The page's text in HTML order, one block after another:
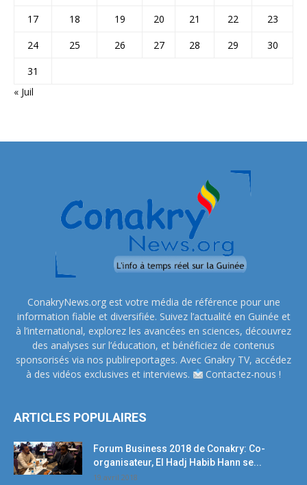
17
18 19 20 21 22
23
24
25 26 27 28 29
30
31
« Juil
ConakryNews.org est votre média de référence pour une
information fiable et diversifiée. Suivez l’actualité en Guinée et
à l’international, explorez les avancées en sciences, découvrez
des analyses sur l’éducation, et bénéficiez de contenus
sponsorisés via nos publireportages. Avec Gnakry TV, accédez
à des vidéos exclusives et interviews.
Contactez-nous !
ARTICLES POPULAIRES
Forum Business 2018 de Conakry: Co-
organisateur, El Hadj Habib Hann se...
19 avril 2018